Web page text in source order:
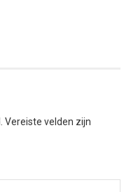
Vereiste velden zijn